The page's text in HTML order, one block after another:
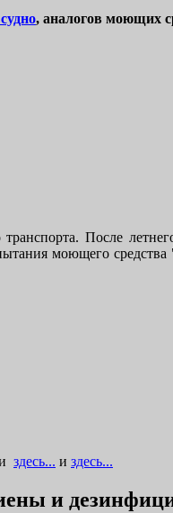
, аналогов моющих
транспорта. После
моющего
здесь... и здесь...
и